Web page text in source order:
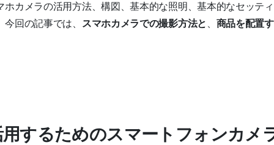
ホカメラの活用方法、構図、基本的な照明、基本的なセッテ
回の記事では、 スマホカメラでの撮影方法と 、 商品を配置
するためのスマートフォンカメ